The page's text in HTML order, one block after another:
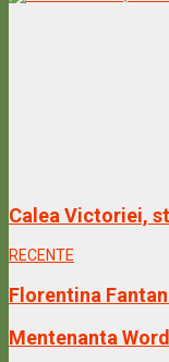
Calea Victoriei,
RECENTE
Florentina
Mentenanta